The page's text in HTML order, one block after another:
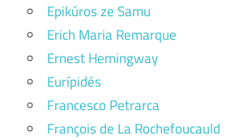
Epikúros ze Samu
Erich Maria Remarque
Ernest Hemingway
Eurípidés
Francesco Petrarca
François de La Rochefoucauld